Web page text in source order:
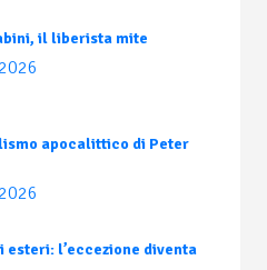
il liberista mite
apocalittico di Peter
esteri: l’eccezione diventa